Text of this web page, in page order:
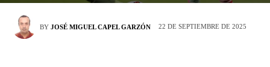
BY JOSÉ MIGUEL CAPEL GARZÓN 22 DE SEPTIEMBRE DE 2025